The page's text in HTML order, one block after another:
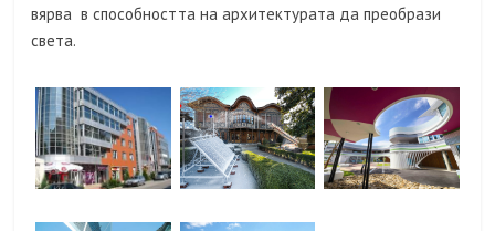
вярва в способността на архитектурата да преобрази
света.